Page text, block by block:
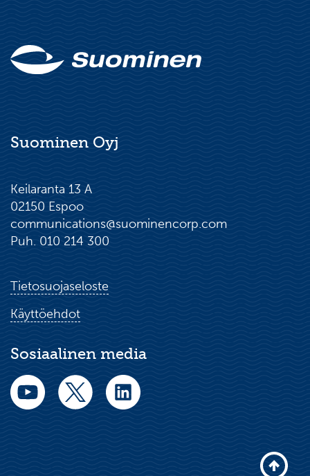
Suominen Oyj
Keilaranta 13 A
02150 Espoo
communications@suominencorp.com
Puh. 010 214 300
Tietosuojaseloste
Käyttöehdot
Sosiaalinen media